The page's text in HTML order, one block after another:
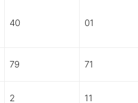
40 01
79 71
2 11